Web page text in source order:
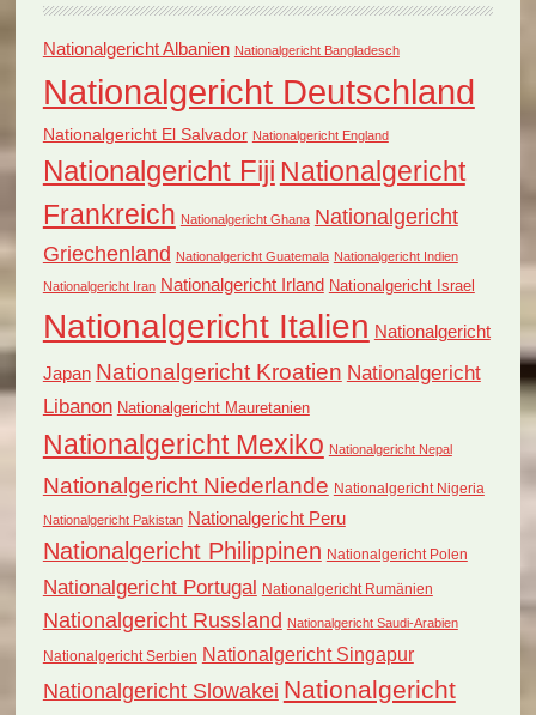
Nationalgericht Albanien Nationalgericht Bangladesch
Nationalgericht Deutschland
Nationalgericht El Salvador Nationalgericht England
Nationalgericht Fiji Nationalgericht
Frankreich Nationalgericht Ghana Nationalgericht
Griechenland Nationalgericht Guatemala Nationalgericht Indien
Nationalgericht Iran Nationalgericht Irland Nationalgericht Israel
Nationalgericht Italien Nationalgericht
Japan Nationalgericht Kroatien Nationalgericht
Libanon Nationalgericht Mauretanien
Nationalgericht Mexiko Nationalgericht Nepal
Nationalgericht Niederlande Nationalgericht Nigeria
Nationalgericht Pakistan Nationalgericht Peru
Nationalgericht Philippinen Nationalgericht Polen
Nationalgericht Portugal Nationalgericht Rumänien
Nationalgericht Russland Nationalgericht Saudi-Arabien
Nationalgericht Serbien Nationalgericht Singapur
Nationalgericht Slowakei Nationalgericht